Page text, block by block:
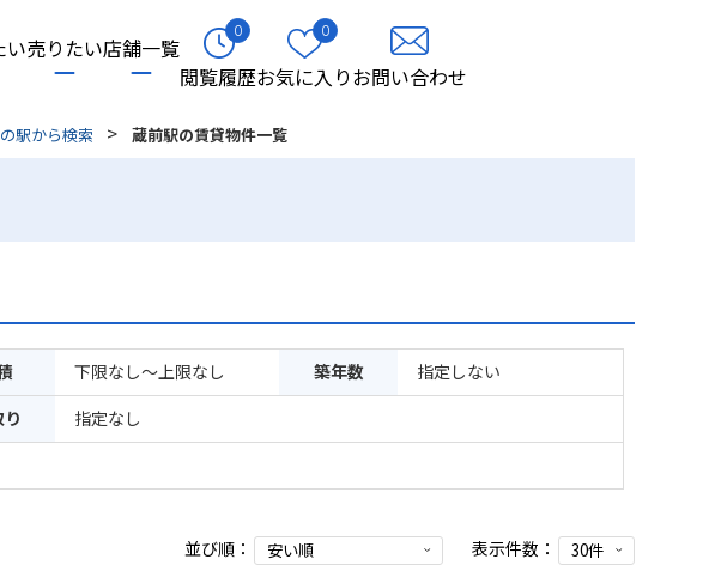
い売りたい店舗一覧
0
閲覧履歴
0
お気に入りお問い合わせ
駅から検索 > 蔵前駅の賃貸物件一覧
下限なし～上限なし 築年数
指定しない
指定なし
並び順： 表示件数：